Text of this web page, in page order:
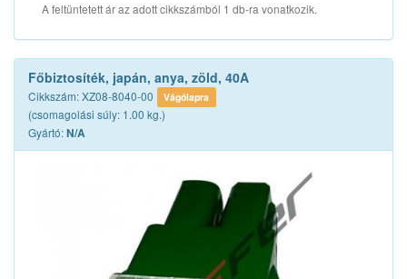
A feltüntetett ár az adott cikkszámból 1 db-ra vonatkozik.
Főbiztosíték, japán, anya, zöld, 40A
Cikkszám: XZ08-8040-00 Vágólapra
(csomagolási súly: 1.00 kg.)
Gyártó:N/A